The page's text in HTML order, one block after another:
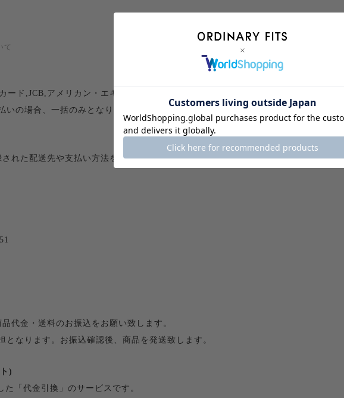
て
ード,JCB,アメリカン・エキスプレスがご利用いただけます。
いの場合、一括のみとなります。
れた配送先や支払い方法を利用して決済できます。
代金・送料のお振込をお願い致します。
となります。お振込確認後、商品を発送致します。
)
「代金引換」のサービスです。